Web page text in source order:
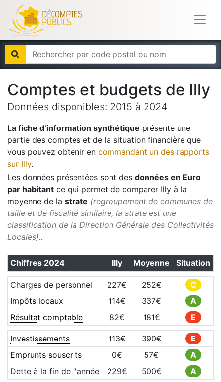
Comptes et budgets de Illy
Données disponibles: 2015 à 2024
La fiche d’information synthétique présente une
partie des comptes et de la situation financière que
vous pouvez obtenir en commandant un des rapports
sur Illy.
Les données présentées sont des données en Euro
par habitant ce qui permet de comparer Illy à la
moyenne de la strate (regroupement de communes de
taille et de fiscalité similaire, la strate est une
classification de la Direction Générale des Collectivités
Locales)..
Chiffres 2024 Illy Moyenne Situation
Charges de personnel 227€ 252€
C
Impôts locaux
114€ 337€
A
Résultat comptable
82€ 181€ E
Investissements 113€ 390€
E
Emprunts souscrits
0€ 57€
A
Dette à la fin de l'année
229€ 500€ A